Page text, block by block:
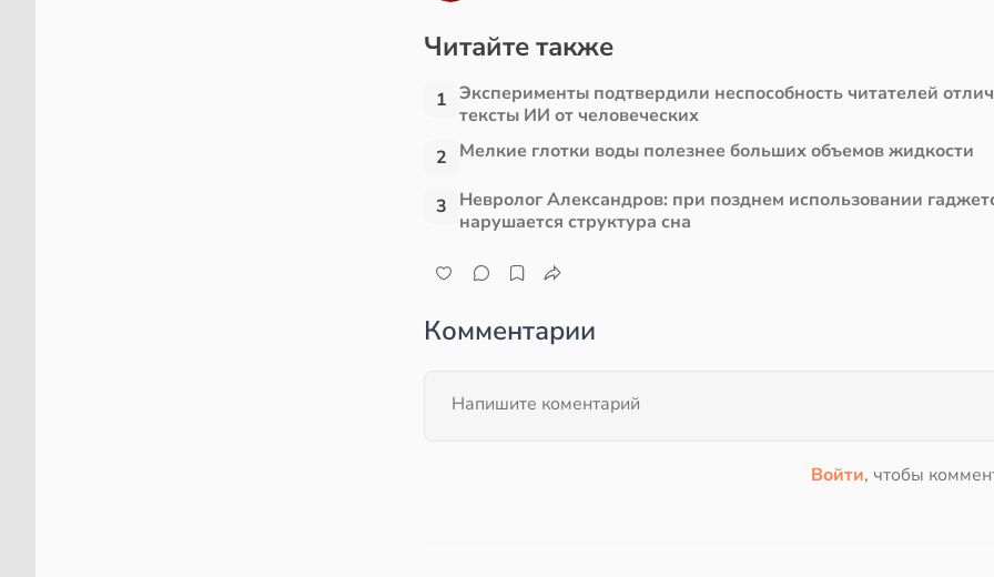
Читайте также
1 Эксперименты подтвердили неспособность читателей
тексты ИИ от человеческих
2 Мелкие глотки воды полезнее больших объемов жидкости
3 Невролог Александров: при позднем использовании
нарушается структура сна
Комментарии
Войти, чтобы